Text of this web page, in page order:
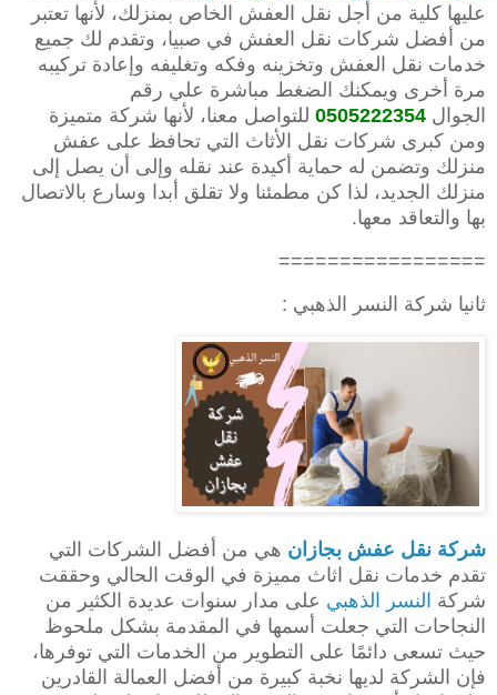
عليها كلية من أجل نقل العفش الخاص بمنزلك، لأنها تعتبر
من أفضل شركات نقل العفش في صبيا، وتقدم لك جميع
خدمات نقل العفش وتخزينه وفكه وتغليفه وإعادة تركيبه
مرة أخرى ويمكنك الضغط مباشرة علي رقم
الجوال 0505222354 للتواصل معنا، لأنها شركة متميزة
ومن كبرى شركات نقل الأثاث التي تحافظ على عفش
منزلك وتضمن له حماية أكيدة عند نقله وإلى أن يصل إلى
منزلك الجديد، لذا كن مطمئنا ولا تقلق أبدا وسارع بالاتصال
بها والتعاقد معها.
=================
ثانيا شركة النسر الذهبي :
شركة نقل عفش بجازان هي من أفضل الشركات التي
تقدم خدمات نقل اثاث مميزة في الوقت الحالي وحققت
شركة النسر الذهبي على مدار سنوات عديدة الكثير من
النجاحات التي جعلت أسمها في المقدمة بشكل ملحوظ
حيث تسعى دائمًا على التطوير من الخدمات التي توفرها،
فإن الشركة لديها نخبة كبيرة من أفضل العمالة القادرين